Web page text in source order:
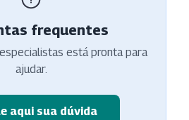
frequentes
está pronta para
ajudar.
aqui sua dúvida